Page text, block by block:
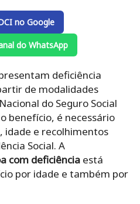
no Google
do WhatsApp
deficiência
de modalidades
do Seguro Social
benefício, é necessário
idade e recolhimentos
Social. A
com deficiência está
por idade e também por